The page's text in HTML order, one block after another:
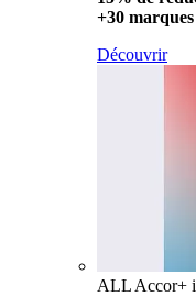
+30 marques
Découvrir
ALL Accor+